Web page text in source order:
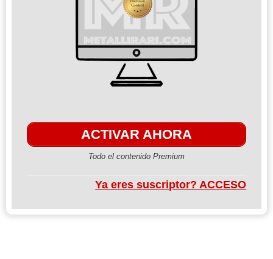
ACTIVAR AHORA
Todo el contenido Premium
Ya eres suscriptor? ACCESO